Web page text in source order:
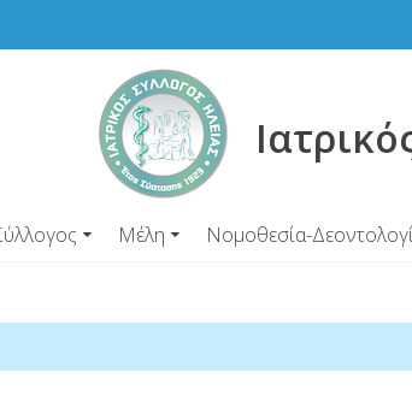
Μέλη Νομοθεσία-